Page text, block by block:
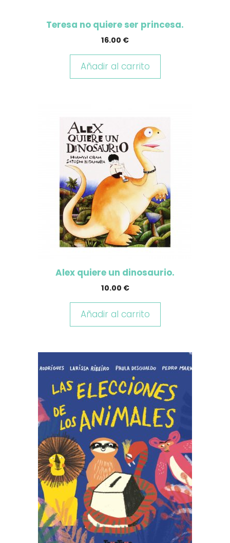
Teresa no quiere ser princesa.
16.00 €
Añadir al carrito
Alex quiere un dinosaurio.
10.00 €
Añadir al carrito